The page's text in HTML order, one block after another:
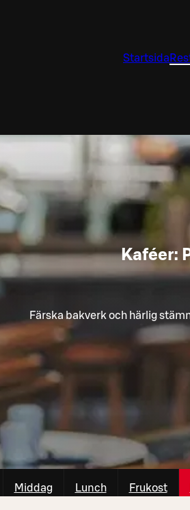
Startsida
Kaféer:
Färska bakverk och härlig
Middag Lunch Frukost